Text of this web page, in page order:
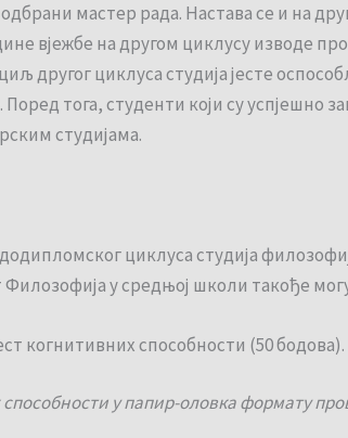
мастер рада. Настава се и на
вјежбе на другом циклусу изводе
другог циклуса студија јесте
тога, студенти који су успјешно
студијама.
циклуса студија
у средњој школи такође
когнитивних способности (50 бодова).
у папир-оловка формату